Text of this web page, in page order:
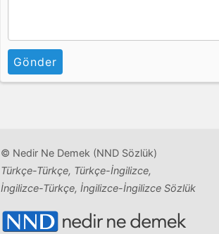
Gönder
© Nedir Ne Demek (NND Sözlük)
Türkçe-Türkçe, Türkçe-İngilizce,
İngilizce-Türkçe, İngilizce-İngilizce Sözlük